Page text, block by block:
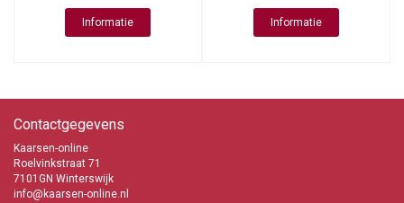
Informatie Informatie
Contactgegevens
Kaarsen-online
Roelvinkstraat 71
7101GN Winterswijk
info@kaarsen-online.nl